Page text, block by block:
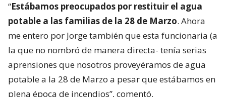
“Estábamos preocupados por restituir el agua
potable a las familias de la 28 de Marzo. Ahora
me entero por Jorge también que esta funcionaria (a
la que no nombró de manera directa- tenía serias
aprensiones que nosotros proveyéramos de agua
potable a la 28 de Marzo a pesar que estábamos en
plena época de incendios”, comentó.